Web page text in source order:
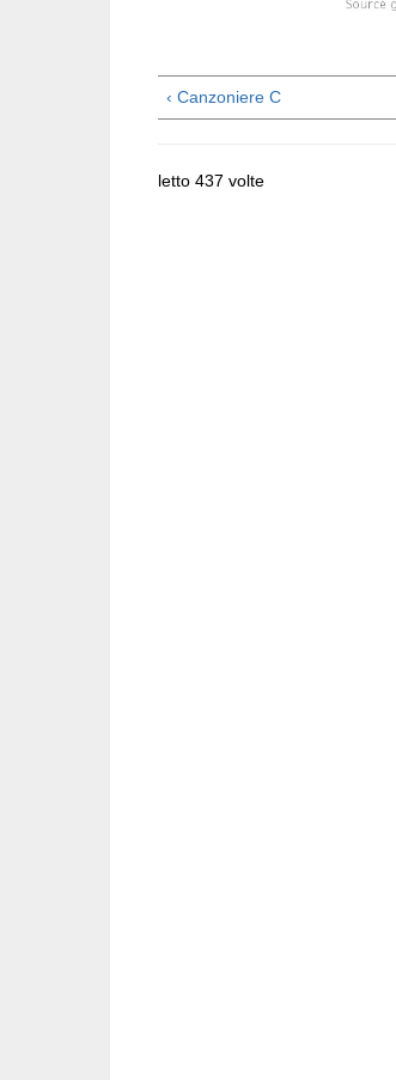
‹ Canzoniere C
letto 437 volte